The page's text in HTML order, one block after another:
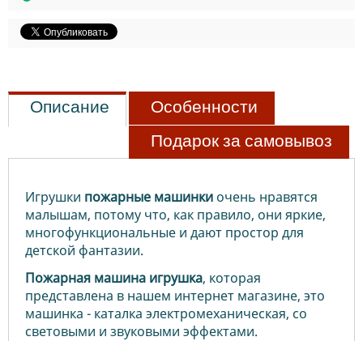
Описание
Особенности
Подарок за самовывоз
Игрушки пожарные машинки очень нравятся
малышам, потому что, как правило, они яркие,
многофункциональные и дают простор для
детской фантазии.
Пожарная машина игрушка, которая
представлена в нашем интернет магазине, это
машинка - каталка электромеханическая, со
световыми и звуковыми эффектами.